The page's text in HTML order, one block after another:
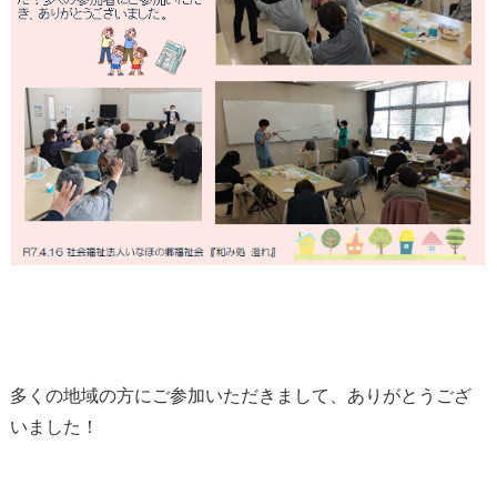
多くの地域の方にご参加いただきまして、ありがとうござ
いました！